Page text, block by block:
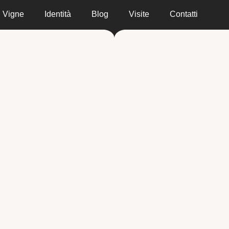
Vigne Identità Blog Visite Contatti